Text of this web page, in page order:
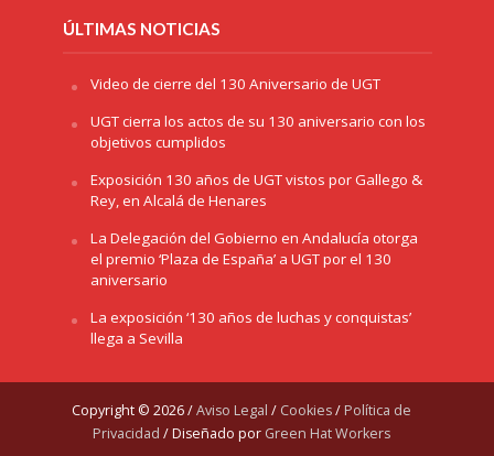
ÚLTIMAS NOTICIAS
Video de cierre del 130 Aniversario de UGT
UGT cierra los actos de su 130 aniversario con los
objetivos cumplidos
Exposición 130 años de UGT vistos por Gallego &
Rey, en Alcalá de Henares
La Delegación del Gobierno en Andalucía otorga
el premio ‘Plaza de España’ a UGT por el 130
aniversario
La exposición ‘130 años de luchas y conquistas’
llega a Sevilla
Copyright © 2026 /Aviso Legal / Cookies/ Política de
Privacidad / Diseñado por Green Hat Workers